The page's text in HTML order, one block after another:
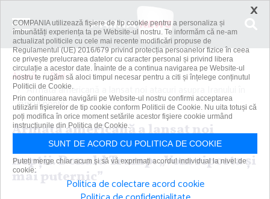
Acasă
Știri
Armata americană a lansat noi atacuri asupra Iranului în
cursul nopţii....
Armata americană a lansat noi
atacuri asupra Iranului în cursul
nopţii. Donald Trump: „Vom riposta şi
mai puternic”
×
COMPANIA utilizează fişiere de tip cookie pentru a personaliza și
îmbunătăți experiența ta pe Website-ul nostru. Te informăm că ne-am
actualizat politicile cu cele mai recente modificări propuse de
Regulamentul (UE) 2016/679 privind protecția persoanelor fizice în ceea
ce privește prelucrarea datelor cu caracter personal și privind libera
circulație a acestor date. Înainte de a continua navigarea pe Website-ul
nostru te rugăm să aloci timpul necesar pentru a citi și înțelege conținutul
Politicii de Cookie.
Prin continuarea navigării pe Website-ul nostru confirmi acceptarea
utilizării fişierelor de tip cookie conform Politicii de Cookie. Nu uita totuși că
poți modifica în orice moment setările acestor fişiere cookie urmând
instrucțiunile din Politica de Cookie.
SUNT DE ACORD CU POLITICA DE COOKIE
Puteți merge chiar acum și să vă exprimați acordul individual la nivel de
cookie:
Politica de colectare acord cookie